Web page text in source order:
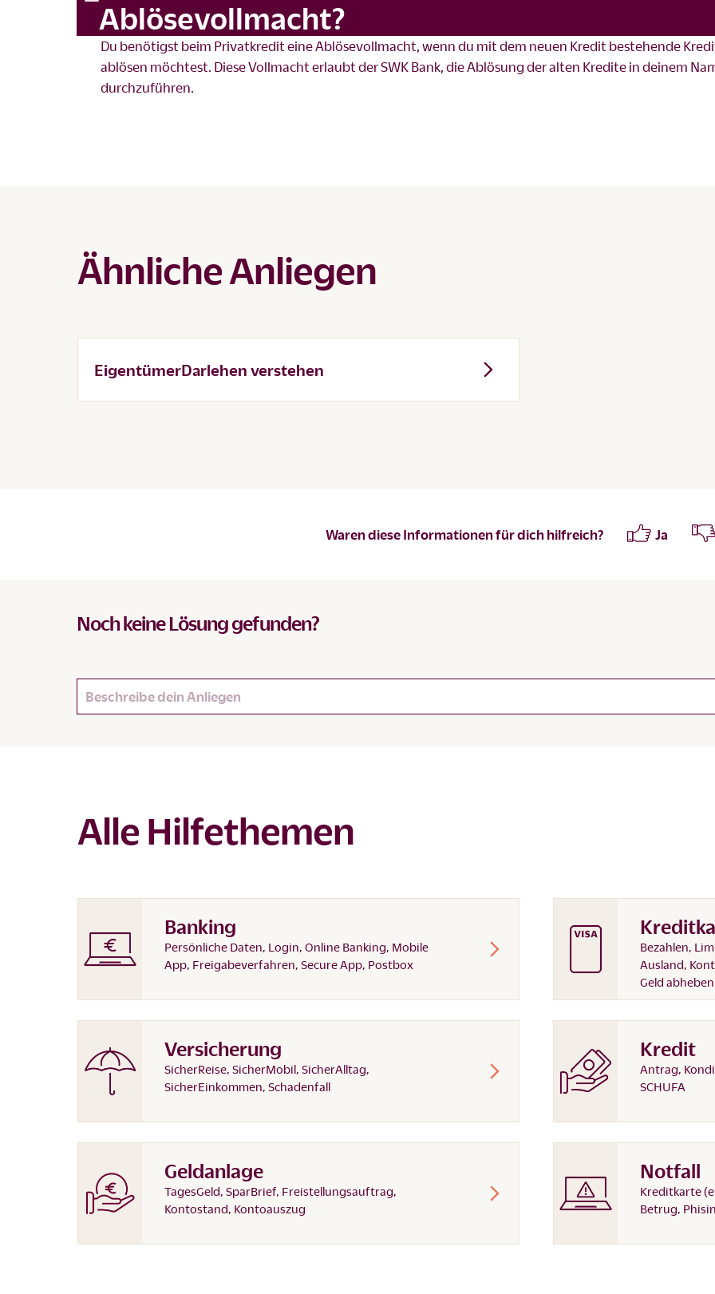
Ablösevollmacht?
Du benötigst beim Privatkredit eine Ablösevollmacht, wenn du mit dem neuen Kredit bestehende
ablösen möchtest. Diese Vollmacht erlaubt der SWK Bank, die Ablösung der alten Kredite in deinem
durchzuführen.
Ähnliche Anliegen
EigentümerDarlehen verstehen
Waren diese Informationen für dich hilfreich? Ja
Noch keine Lösung gefunden?
Alle Hilfethemen
Banking
Persönliche Daten, Login, Online Banking, Mobile
App, Freigabeverfahren, Secure App, Postbox
Bezahlen,
Ausland,
Geld abheben
Versicherung
SicherReise, SicherMobil, SicherAlltag,
SicherEinkommen, Schadenfall
Kredit
Antrag,
SCHUFA
Geldanlage
TagesGeld, SparBrief, Freistellungsauftrag,
Kontostand, Kontoauszug
Notfall
Kreditkarte
Betrug,